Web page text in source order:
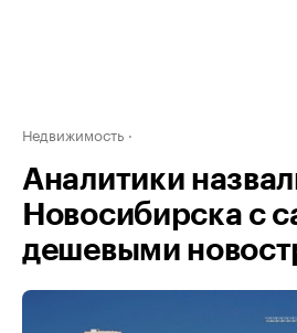
Недвижимость
Аналитики
Новосибирска с
дешевыми